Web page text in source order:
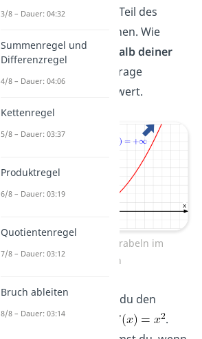
genug machen und ein Teil des
Graphen ist nicht zu sehen. Wie
sieht derGraph außerhalb deiner
aus? Diese Frage
beantwortet der Grenzwert.
Das Verhalten von Parabeln im
Unendlichen
In der Abbildung siehst du den
Graphen der Funktion
.
3/8 – Dauer: 04:32
Summenregel und
Differenzregel
4/8 – Dauer: 04:06
Kettenregel
5/8 – Dauer: 03:37
Produktregel
6/8 – Dauer: 03:19
Quotientenregel
7/8 – Dauer: 03:12
Bruch ableiten
8/8 – Dauer: 03:14